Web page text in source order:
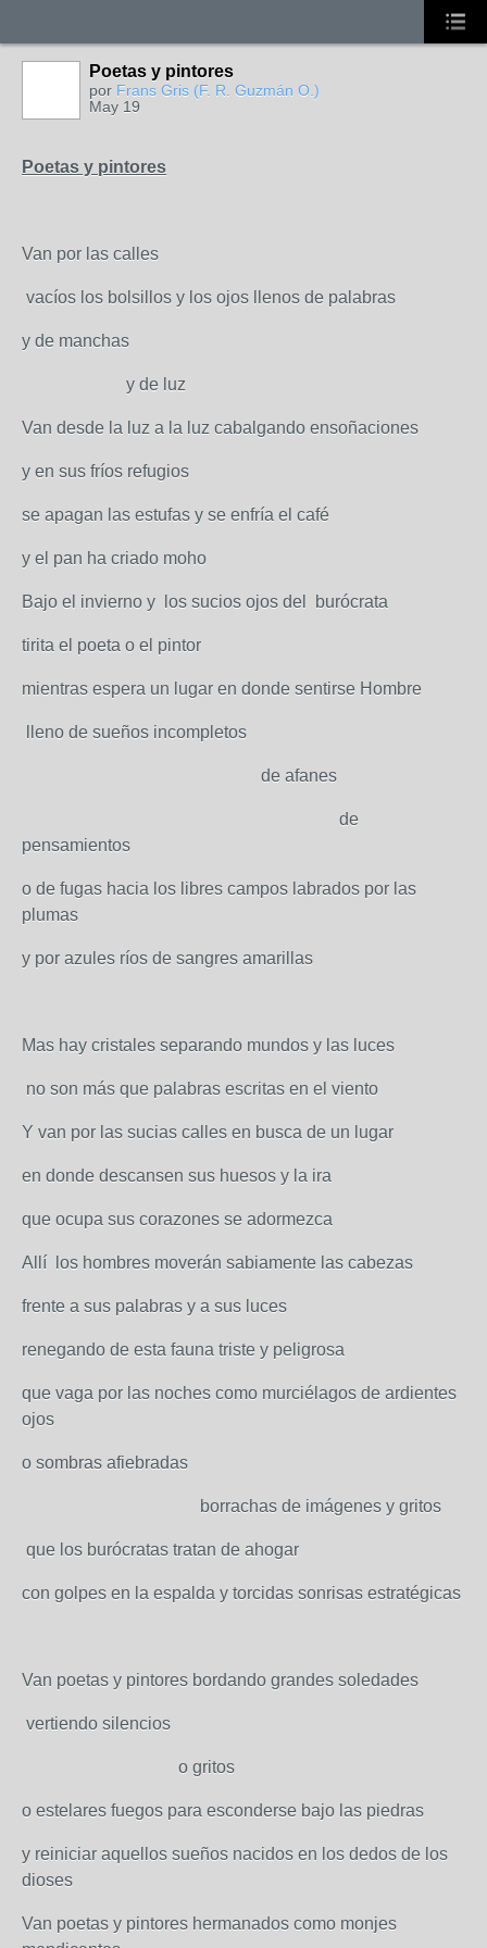
Poetas y pintores
por Frans Gris (F. R. Guzmán O.)
May 19
Poetas y pintores
Van por las calles
vacíos los bolsillos y los ojos llenos de palabras
y de manchas
y de luz
Van desde la luz a la luz cabalgando ensoñaciones
y en sus fríos refugios
se apagan las estufas y se enfría el café
y el pan ha criado moho
Bajo el invierno y los sucios ojos del burócrata
tirita el poeta o el pintor
mientras espera un lugar en donde sentirse Hombre
lleno de sueños incompletos
de afanes
de
pensamientos
o de fugas hacia los libres campos labrados por las
plumas
y por azules ríos de sangres amarillas
Mas hay cristales separando mundos y las luces
no son más que palabras escritas en el viento
Y van por las sucias calles en busca de un lugar
en donde descansen sus huesos y la ira
que ocupa sus corazones se adormezca
Allí los hombres moverán sabiamente las cabezas
frente a sus palabras y a sus luces
renegando de esta fauna triste y peligrosa
que vaga por las noches como murciélagos de ardientes
ojos
o sombras afiebradas
borrachas de imágenes y gritos
que los burócratas tratan de ahogar
con golpes en la espalda y torcidas sonrisas estratégicas
Van poetas y pintores bordando grandes soledades
vertiendo silencios
o gritos
o estelares fuegos para esconderse bajo las piedras
y reiniciar aquellos sueños nacidos en los dedos de los
dioses
Van poetas y pintores hermanados como monjes